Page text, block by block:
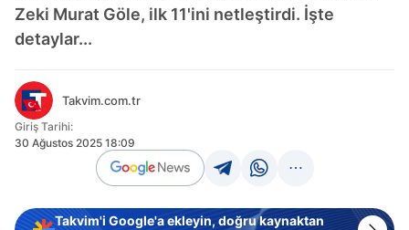
Zeki Murat Göle, ilk 11'ini netleştirdi. İşte
detaylar...
Takvim.com.tr
Giriş Tarihi:
30 Ağustos 2025 18:09
Takvim'i Google'a ekleyin, doğru kaynaktan